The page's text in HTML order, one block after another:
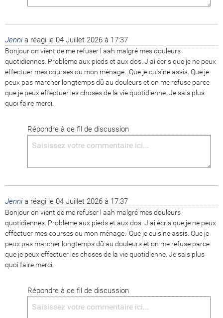
Jennia réagi le 04 Juillet 2026 à 17:37
Bonjour on vient de me refuser l aah malgré mes douleurs
quotidiennes. Problème aux pieds et aux dos. J ai écris que je ne peux
effectuer mes courses ou mon ménage.  Que je cuisine assis. Que je
peux pas marcher longtemps dû au douleurs et on me refuse parce
que je peux effectuer les choses de la vie quotidienne. Je sais plus
quoi faire merci.
Répondre à ce fil de discussion
Jennia réagi le 04 Juillet 2026 à 17:37
Bonjour on vient de me refuser l aah malgré mes douleurs
quotidiennes. Problème aux pieds et aux dos. J ai écris que je ne peux
effectuer mes courses ou mon ménage.  Que je cuisine assis. Que je
peux pas marcher longtemps dû au douleurs et on me refuse parce
que je peux effectuer les choses de la vie quotidienne. Je sais plus
quoi faire merci.
Répondre à ce fil de discussion